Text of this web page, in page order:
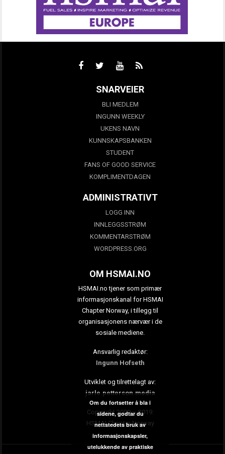
SNARVEIER
BLI MEDLEM
INGUNN WEEKLY
UKENS NAVN
KUNNSKAPSBANKEN
STUDENT
FANS OF GOOD SERVICE
KOMPLIMENTDAGEN
ADMINISTRATIVT
LOGG INN
INNLEGGSSTRØM
KOMMENTARSTRØM
WORDPRESS.ORG
OM HSMAI.NO
HSMAI.no tjener som primær
informasjonskanal for HSMAI
Chapter Norway, i tillegg til
organisasjonens nærvær i de
sosiale mediene.
Ansvarlig redaktør:
Ingunn Hofseth
Utviklet og tilrettelagt av:
jarle.petterson.media
Copyright 2009 – 2019:
HSMAI Chapter Norway
Om du fortsetter å bla i
sidene, godtar du
nettstedets bruk av
informasjonskapsler,
utelukkende av praktiske